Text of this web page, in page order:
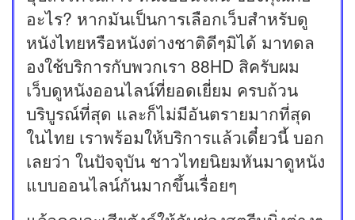
อะไร? หากมันเป็นการเลือกเว็บสำหรับดู
หนังไทยหรือหนังต่างชาติดีๆมิได้ มาทดล
องใช้บริการกับพวกเรา 88HD สิครับผม
เว็บดูหนังออนไลน์ที่ยอดเยี่ยม ครบถ้วน
บริบูรณ์ที่สุด และก็ไม่มีอันตรายมากที่สุด
ในไทย เราพร้อมให้บริการแล้วเดี๋ยวนี้ บอก
เลยว่า ในปัจจุบัน ชาวไทยนิยมหันมาดูหนัง
แบบออนไลน์กันมากขึ้นเรื่อยๆ